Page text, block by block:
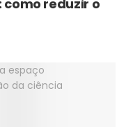
reduzir o